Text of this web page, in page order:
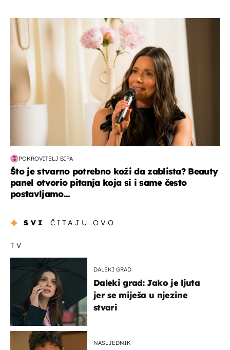
moda & ljepota
POKROVITELJ BIPA
Što je stvarno potrebno koži da zablista? Beauty
panel otvorio pitanja koja si i same često
postavljamo...
SVI ČITAJU OVO
TV
DALEKI GRAD
Daleki grad: Jako je ljuta
jer se miješa u njezine
stvari
NASLJEDNIK